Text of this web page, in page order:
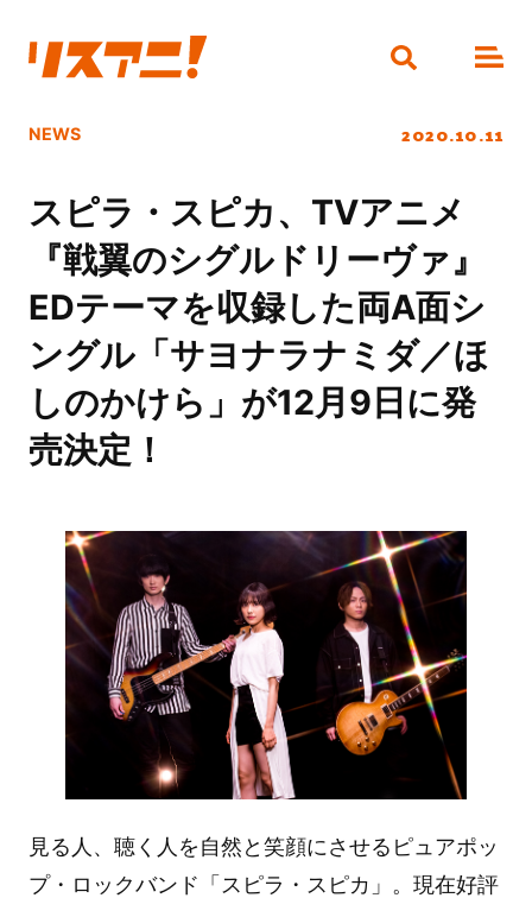
NEWS 2020.10.11
スピラ・スピカ、TVアニメ
『戦翼のシグルドリーヴァ』
EDテーマを収録した両A面シ
ングル「サヨナラナミダ／ほ
しのかけら」が12月9日に発
売決定！
見る人、聴く人を自然と笑顔にさせるピュアポッ
プ・ロックバンド「スピラ・スピカ」。現在好評